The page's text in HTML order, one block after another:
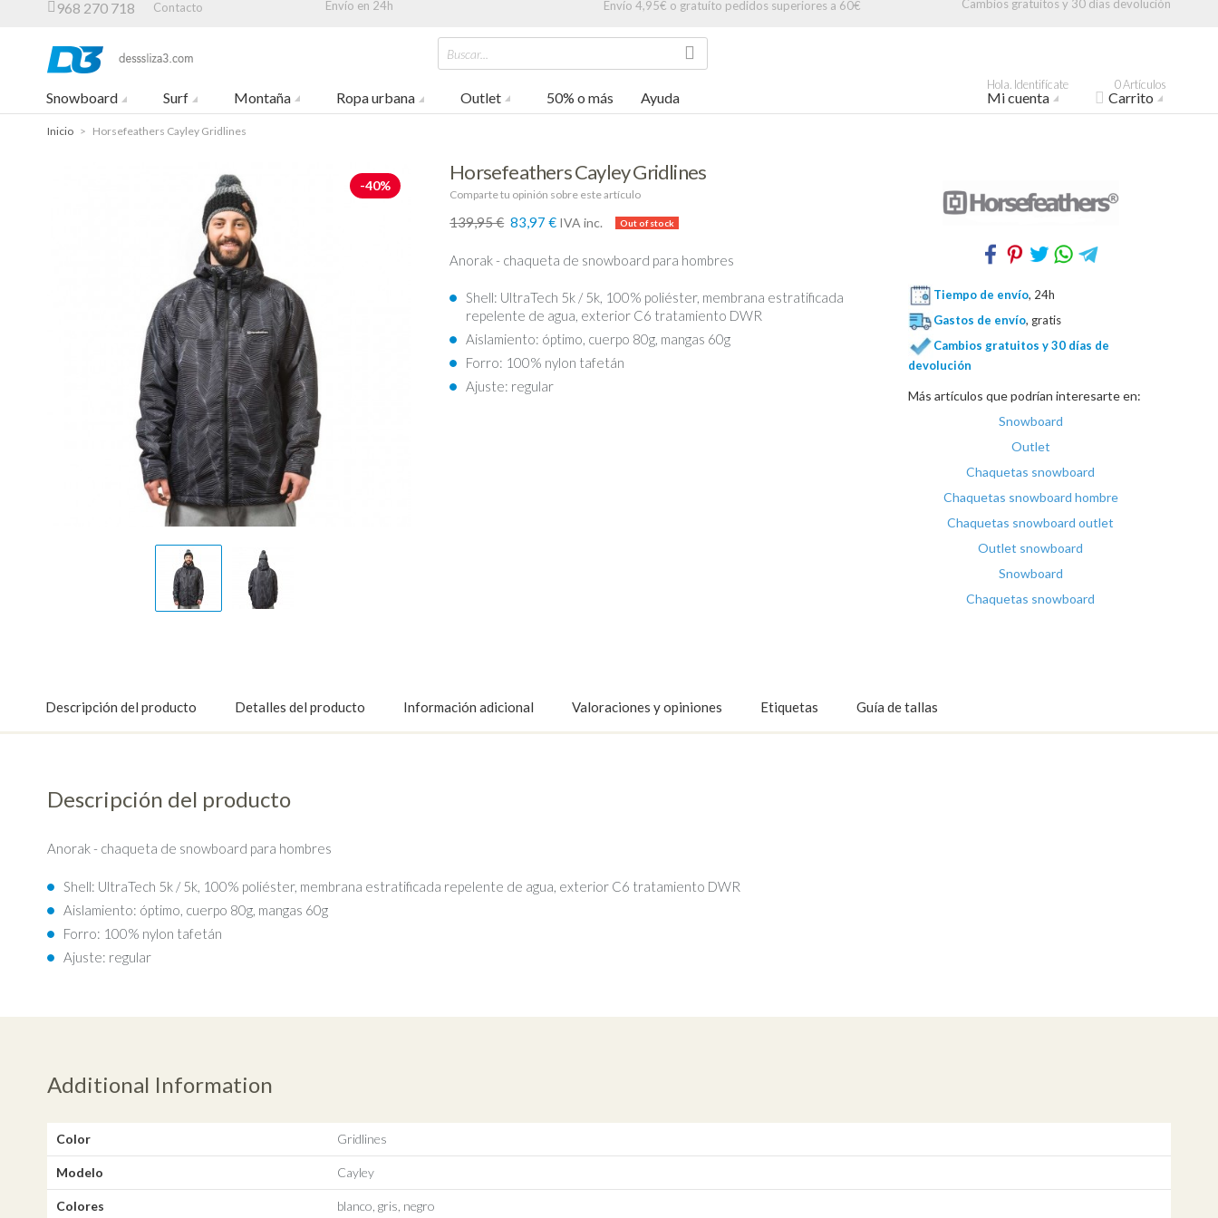
968 270 718 Contacto Envío en 24h Envío 4,95€ o gratuíto pedidos superiores a 60€ Cambios gratuitos y 30 días devolución
Buscar...
Hola. Identifícate
Mi cuenta
0 Artículos
Carrito
Snowboard Surf Montaña Ropa urbana Outlet 50% o más Ayuda
Inicio > Horsefeathers Cayley Gridlines
-40%
Horsefeathers Cayley Gridlines
Comparte tu opinión sobre este artículo
139,95 € 83,97 € IVA inc.
Anorak - chaqueta de snowboard para hombres
Shell: UltraTech 5k / 5k, 100% poliéster, membrana estratificada
repelente de agua, exterior C6 tratamiento DWR
Aislamiento: óptimo, cuerpo 80g, mangas 60g
Forro: 100% nylon tafetán
Ajuste: regular
Tiempo de envío, 24h
Gastos de envío, gratis
Cambios gratuitos y 30 días de
devolución
Más artículos que podrían interesarte en:
Snowboard
Outlet
Chaquetas snowboard
Chaquetas snowboard hombre
Chaquetas snowboard outlet
Outlet snowboard
Snowboard
Chaquetas snowboard
Descripción del producto Detalles del producto Información adicional Valoraciones y opiniones Etiquetas Guía de tallas
Descripción del producto
Anorak - chaqueta de snowboard para hombres
Shell: UltraTech 5k / 5k, 100% poliéster, membrana estratificada repelente de agua, exterior C6 tratamiento DWR
Aislamiento: óptimo, cuerpo 80g, mangas 60g
Forro: 100% nylon tafetán
Ajuste: regular
Additional Information
Color Gridlines
Modelo Cayley
Colores blanco, gris, negro